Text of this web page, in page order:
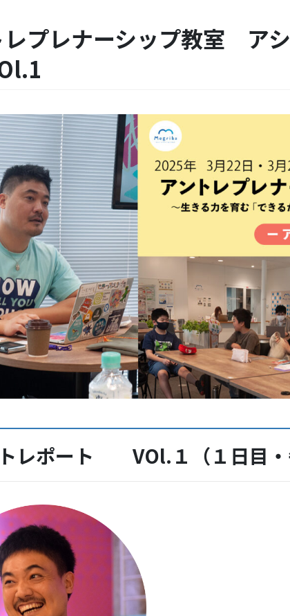
レプレナーシップ教室 ア
レポート VOl.１（１日目・